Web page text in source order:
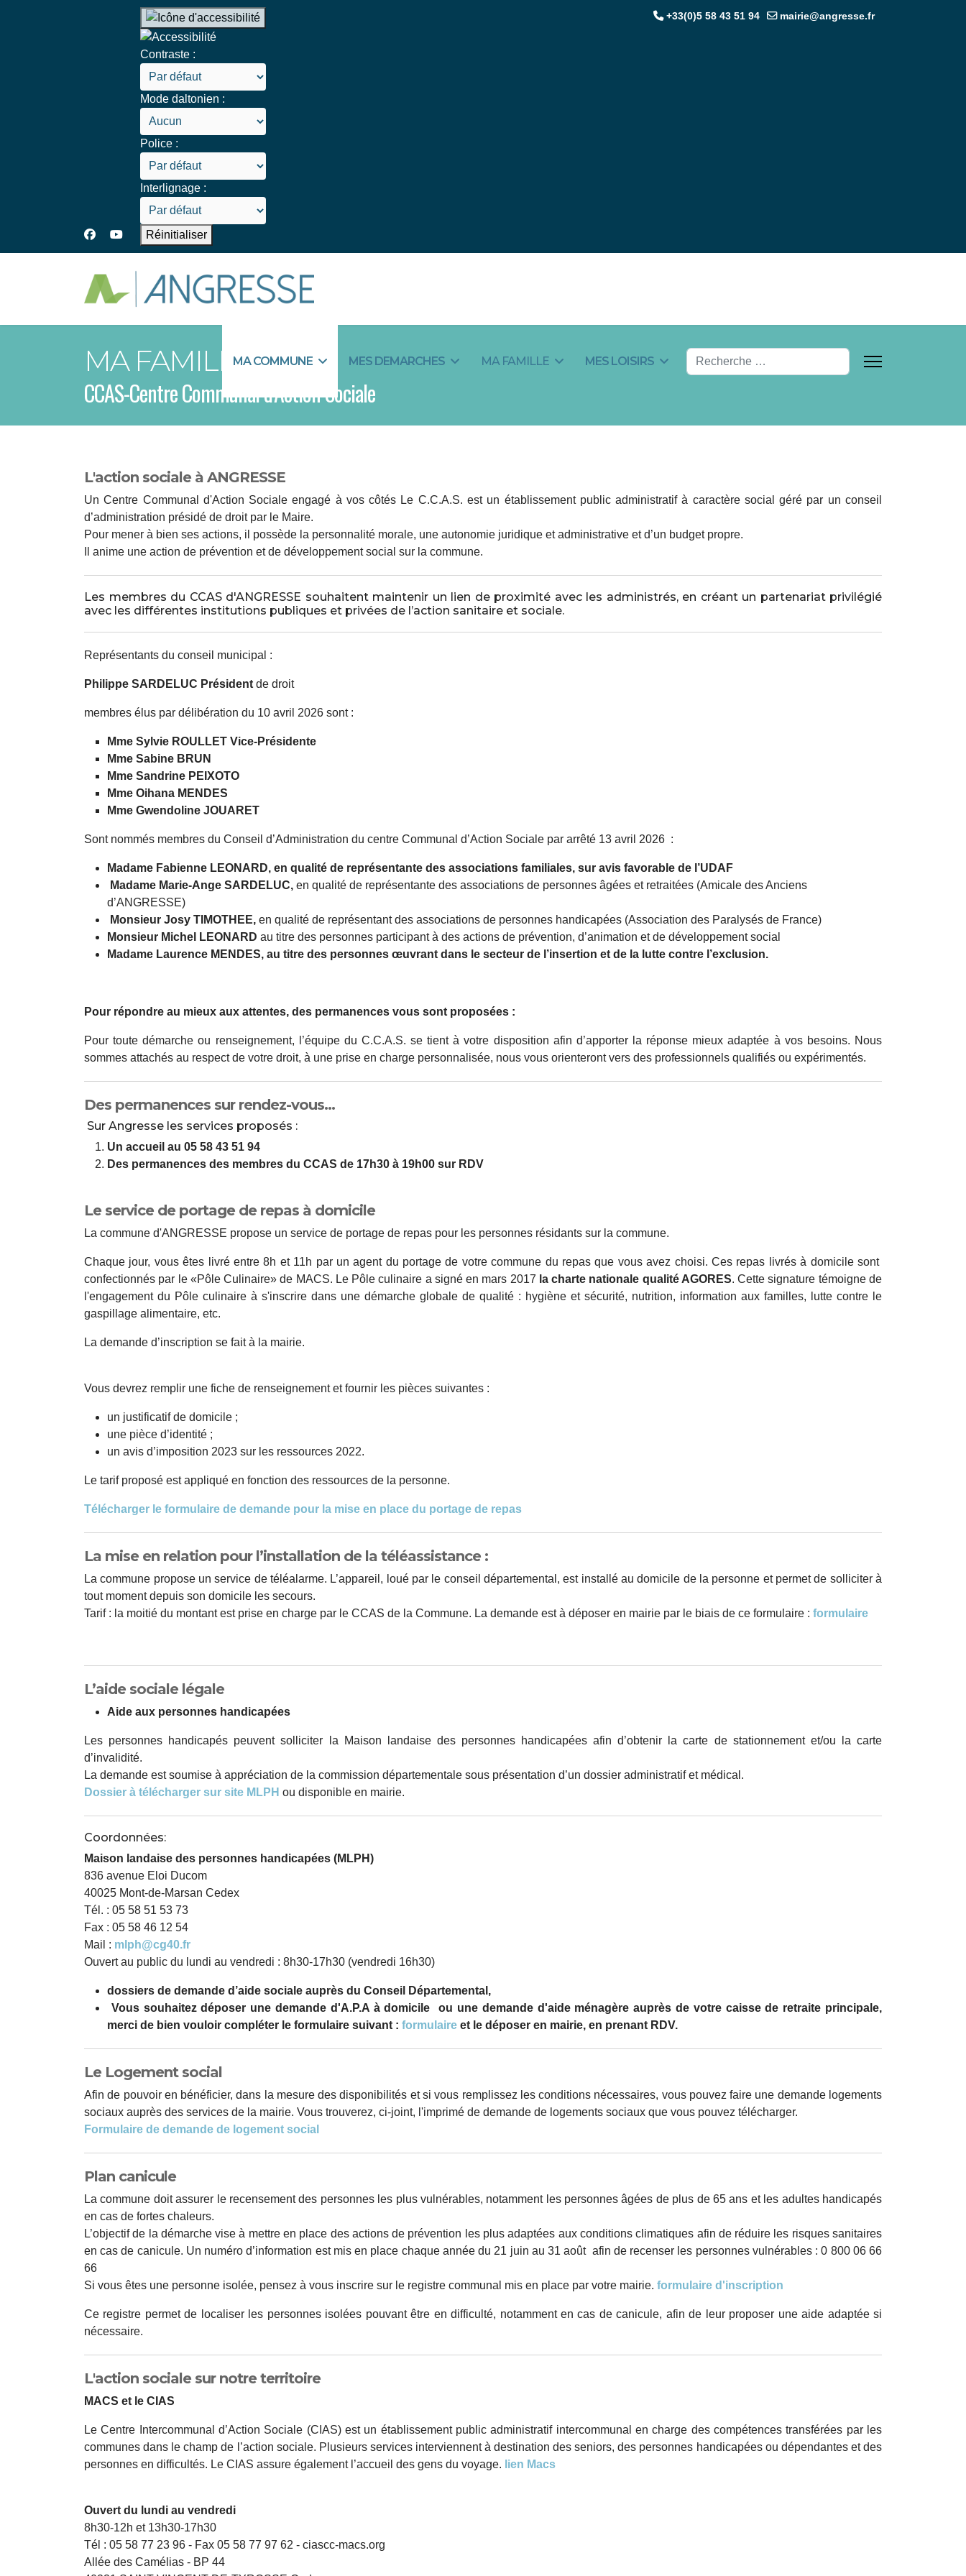
Contraste :
Mode daltonien :
Police :
Interlignage :
Réinitialiser
+33(0)5 58 43 51 94 mairie@angresse.fr
MA COMMUNE MES DEMARCHES MA FAMILLE MES LOISIRS Valider
MA FAMILLE
CCAS-Centre Communal d’Action Sociale
L'action sociale à ANGRESSE
Un Centre Communal d'Action Sociale engagé à vos côtés Le C.C.A.S. est un établissement public administratif à caractère social géré par un conseil
d’administration présidé de droit par le Maire.
Pour mener à bien ses actions, il possède la personnalité morale, une autonomie juridique et administrative et d’un budget propre.
Il anime une action de prévention et de développement social sur la commune.
Les membres du CCAS d'ANGRESSE souhaitent maintenir un lien de proximité avec les administrés, en créant un partenariat privilégié
avec les différentes institutions publiques et privées de l’action sanitaire et sociale.
Représentants du conseil municipal :
Philippe SARDELUC Président de droit
membres élus par délibération du 10 avril 2026 sont :
Mme Sylvie ROULLET Vice-Présidente
Mme Sabine BRUN
Mme Sandrine PEIXOTO
Mme Oihana MENDES
Mme Gwendoline JOUARET
Sont nommés membres du Conseil d’Administration du centre Communal d’Action Sociale par arrêté 13 avril 2026 :
Madame Fabienne LEONARD, en qualité de représentante des associations familiales, sur avis favorable de l’UDAF
Madame Marie-Ange SARDELUC, en qualité de représentante des associations de personnes âgées et retraitées (Amicale des Anciens
d’ANGRESSE)
Monsieur Josy TIMOTHEE, en qualité de représentant des associations de personnes handicapées (Association des Paralysés de France)
Monsieur Michel LEONARD au titre des personnes participant à des actions de prévention, d’animation et de développement social
Madame Laurence MENDES, au titre des personnes œuvrant dans le secteur de l’insertion et de la lutte contre l’exclusion.
Pour répondre au mieux aux attentes, des permanences vous sont proposées :
Pour toute démarche ou renseignement, l’équipe du C.C.A.S. se tient à votre disposition afin d’apporter la réponse mieux adaptée à vos besoins. Nous
sommes attachés au respect de votre droit, à une prise en charge personnalisée, nous vous orienteront vers des professionnels qualifiés ou expérimentés.
Des permanences sur rendez-vous...
Sur Angresse les services proposés :
Un accueil au 05 58 43 51 94
Des permanences des membres du CCAS de 17h30 à 19h00 sur RDV
Le service de portage de repas à domicile
La commune d'ANGRESSE propose un service de portage de repas pour les personnes résidants sur la commune.
Chaque jour, vous êtes livré entre 8h et 11h par un agent du portage de votre commune du repas que vous avez choisi. Ces repas livrés à domicile sont
confectionnés par le «Pôle Culinaire» de MACS. Le Pôle culinaire a signé en mars 2017 la charte nationale qualité AGORES. Cette signature témoigne de
l'engagement du Pôle culinaire à s'inscrire dans une démarche globale de qualité : hygiène et sécurité, nutrition, information aux familles, lutte contre le
gaspillage alimentaire, etc.
La demande d’inscription se fait à la mairie.
Vous devrez remplir une fiche de renseignement et fournir les pièces suivantes :
un justificatif de domicile ;
une pièce d’identité ;
un avis d’imposition 2023 sur les ressources 2022.
Le tarif proposé est appliqué en fonction des ressources de la personne.
Télécharger le formulaire de demande pour la mise en place du portage de repas
La mise en relation pour l’installation de la téléassistance :
La commune propose un service de téléalarme. L’appareil, loué par le conseil départemental, est installé au domicile de la personne et permet de solliciter à
tout moment depuis son domicile les secours.
Tarif : la moitié du montant est prise en charge par le CCAS de la Commune. La demande est à déposer en mairie par le biais de ce formulaire : formulaire
L’aide sociale légale
Aide aux personnes handicapées
Les personnes handicapés peuvent solliciter la Maison landaise des personnes handicapées afin d’obtenir la carte de stationnement et/ou la carte
d’invalidité.
La demande est soumise à appréciation de la commission départementale sous présentation d’un dossier administratif et médical.
Dossier à télécharger sur site MLPH ou disponible en mairie.
Coordonnées:
Maison landaise des personnes handicapées (MLPH)
836 avenue Eloi Ducom
40025 Mont-de-Marsan Cedex
Tél. : 05 58 51 53 73
Fax : 05 58 46 12 54
Mail : mlph@cg40.fr
Ouvert au public du lundi au vendredi : 8h30-17h30 (vendredi 16h30)
dossiers de demande d’aide sociale auprès du Conseil Départemental,
Vous souhaitez déposer une demande d'A.P.A à domicile ou une demande d'aide ménagère auprès de votre caisse de retraite principale,
merci de bien vouloir compléter le formulaire suivant : formulaire et le déposer en mairie, en prenant RDV.
Le Logement social
Afin de pouvoir en bénéficier, dans la mesure des disponibilités et si vous remplissez les conditions nécessaires, vous pouvez faire une demande logements
sociaux auprès des services de la mairie. Vous trouverez, ci-joint, l'imprimé de demande de logements sociaux que vous pouvez télécharger.
Formulaire de demande de logement social
Plan canicule
La commune doit assurer le recensement des personnes les plus vulnérables, notamment les personnes âgées de plus de 65 ans et les adultes handicapés
en cas de fortes chaleurs.
L’objectif de la démarche vise à mettre en place des actions de prévention les plus adaptées aux conditions climatiques afin de réduire les risques sanitaires
en cas de canicule. Un numéro d’information est mis en place chaque année du 21 juin au 31 août afin de recenser les personnes vulnérables : 0 800 06 66
66
Si vous êtes une personne isolée, pensez à vous inscrire sur le registre communal mis en place par votre mairie. formulaire d'inscription
Ce registre permet de localiser les personnes isolées pouvant être en difficulté, notamment en cas de canicule, afin de leur proposer une aide adaptée si
nécessaire.
L'action sociale sur notre territoire
MACS et le CIAS
Le Centre Intercommunal d’Action Sociale (CIAS) est un établissement public administratif intercommunal en charge des compétences transférées par les
communes dans le champ de l’action sociale. Plusieurs services interviennent à destination des seniors, des personnes handicapées ou dépendantes et des
personnes en difficultés. Le CIAS assure également l’accueil des gens du voyage. lien Macs
Ouvert du lundi au vendredi
8h30-12h et 13h30-17h30
Tél : 05 58 77 23 96 - Fax 05 58 77 97 62 - ciascc-macs.org
Allée des Camélias - BP 44